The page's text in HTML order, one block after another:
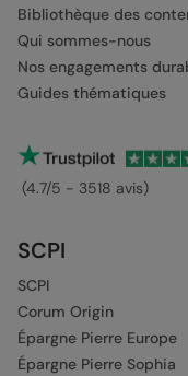
Bibliothèque des
Qui sommes-nous
Nos engagements
Guides thématiques
(4.7/5 - 3518 avis)
SCPI
SCPI
Corum Origin
Épargne Pierre Europe
Épargne Pierre Sophia